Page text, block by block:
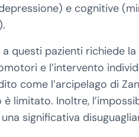
e cognitive
questi pazienti richiede
e l’intervento
come l’arcipelago di
limitato. Inoltre,
significativa